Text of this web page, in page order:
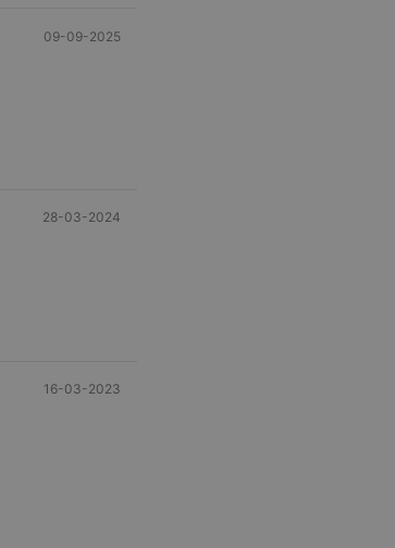
09-09-2025
28-03-2024
16-03-2023